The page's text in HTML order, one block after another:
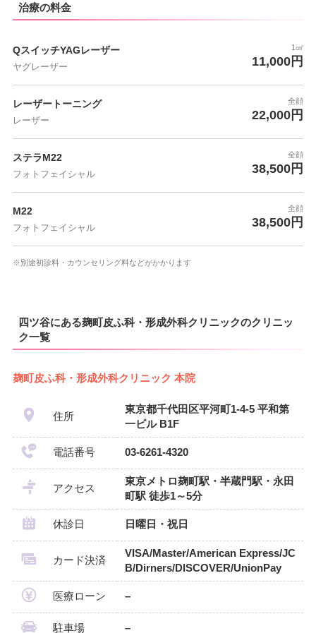
治療の料金
QスイッチYAGレーザー
ヤグレーザー
1㎠
11,000円
レーザートーニング
レーザー
全顔
22,000円
ステラM22
フォトフェイシャル
全顔
38,500円
M22
フォトフェイシャル
全顔
38,500円
※別途初診料・カウンセリング料などがかかります
四ツ谷にある麹町皮ふ科・形成外科クリニックのクリニッ
ク一覧
麹町皮ふ科・形成外科クリニック 本院
住所
東京都千代田区平河町1-4-5 平和第
一ビル B1F
電話番号 03-6261-4320
アクセス
東京メトロ麹町駅・半蔵門駅・永田
町駅 徒歩1～5分
休診日 日曜日・祝日
カード決済
VISA/Master/American Express/JC
B/Dirners/DISCOVER/UnionPay
医療ローン –
駐車場 –